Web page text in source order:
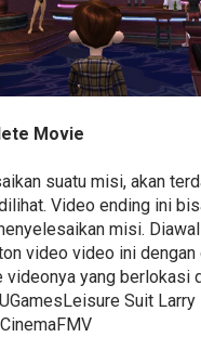
Movie
suatu misi, akan
Video ending ini
misi.
video video ini dengan
videonya yang berlokasi
Suit Larry